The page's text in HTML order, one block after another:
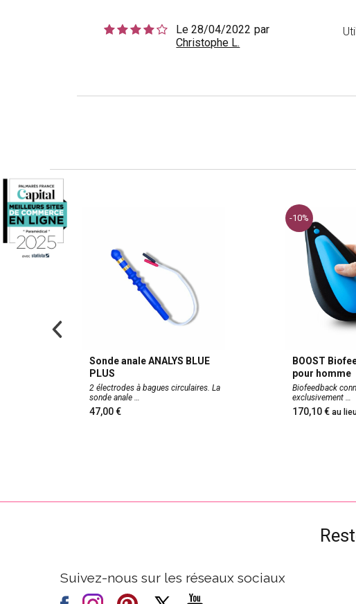
Le 28/04/2022 par
Christophe L.
Sonde anale ANALYS BLUE
PLUS
2 électrodes à bagues circulaires. La
sonde anale
47,00
-10%
BOOST
pour homme
Biofeedback
exclusivement
170,10 au
Suivez-nous sur les réseaux sociaux